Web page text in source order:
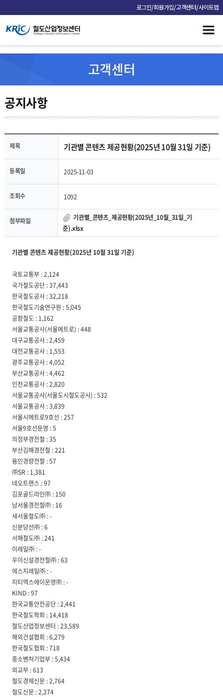
로그인/회원가입/고객센터/사이트맵
고객센터
공지사항
제목 기관별 콘텐츠 제공현황(2025년 10월 31일 기준)
등록일 2025-11-03
조회수 1092
첨부파일
기관별_콘텐츠_제공현황(2025년_10월_31일_기
준).xlsx
기관별 콘텐츠 제공현황(2025년 10월 31일 기준)
국토교통부 : 2,124
국가철도공단 : 37,443
한국철도공사 : 32,218
한국철도기술연구원 : 5,045
공항철도 : 1,162
서울교통공사(서울메트로) : 448
대구교통공사 : 2,459
대전교통공사 : 1,553
광주교통공사 : 4,052
부산교통공사 : 4,462
인천교통공사 : 2,820
서울교통공사(서울도시철도공사) : 532
서울교통공사 : 3,839
서울시메트로9호선 : 257
서울9호선운영 : 5
의정부경전철 : 35
부산김해경전철 : 221
용인경량전철 : 57
㈜SR : 1,381
네오트랜스 : 97
김포골드라인㈜ : 150
남서울경전철㈜ : 16
새서울철도㈜ : -
신분당선㈜ : 6
서해철도㈜ : 241
이레일㈜ : -
우이신설경전철㈜ : 63
에스지레일㈜ : -
지티엑스에이운영㈜ : -
KIND : 97
한국교통안전공단 : 2,441
한국철도학회 : 14,418
철도산업정보센터 : 23,589
해외건설협회 : 6,279
한국철도협회 : 718
중소벤처기업부 : 5,434
외교부 : 613
철도경제신문 : 2,764
철도신문 : 2,374